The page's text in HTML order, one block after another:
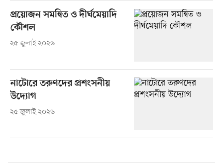
প্রয়োজন সমন্বিত ও দীর্ঘমেয়াদি
কৌশল
২৫ জুলাই ২০২৬
নাটোরে তরুণদের প্রশংসনীয়
উদ্যোগ
২৫ জুলাই ২০২৬